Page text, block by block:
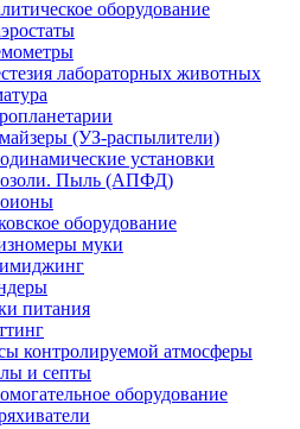
оборудование
лабораторных животных
(УЗ-распылители)
установки
Пыль (АПФД)
оборудование
муки
питания
контролируемой атмосферы
и септы
оборудование